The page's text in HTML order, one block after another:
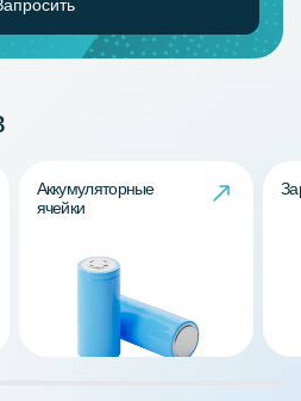
Аккумуляторные
ячейки